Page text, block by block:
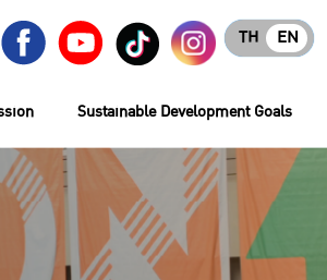
EN
TH
Sustainable Development Goals